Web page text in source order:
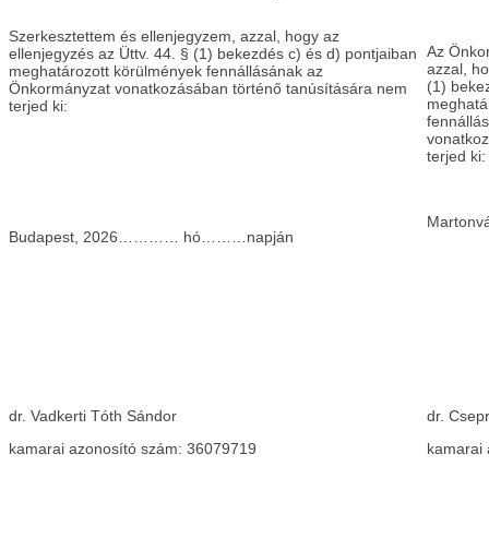
Szerkesztettem és ellenjegyzem, azzal, hogy az
ellenjegyzés az Üttv. 44. § (1) bekezdés c) és d) pontjaiban
meghatározott körülmények fennállásának az
Önkormányzat vonatkozásában történő tanúsítására nem
terjed ki:
Budapest, 2026………… hó………napján
Az
azzal,
(1)
terjed ki:
dr. Vadkerti Tóth Sándor
kamarai azonosító szám: 36079719
dr.
kamarai